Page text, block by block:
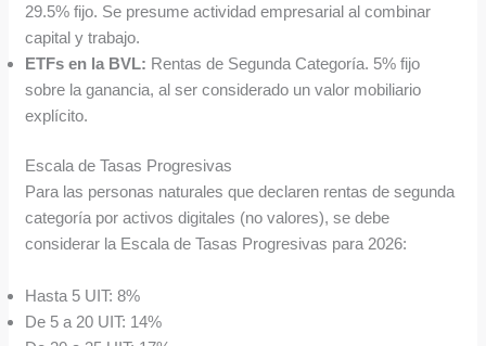
29.5% fijo. Se presume actividad empresarial al combinar
capital y trabajo.
ETFs en la BVL: Rentas de Segunda Categoría. 5% fijo
sobre la ganancia, al ser considerado un valor mobiliario
explícito.
Escala de Tasas Progresivas
Para las personas naturales que declaren rentas de segunda
categoría por activos digitales (no valores), se debe
considerar la Escala de Tasas Progresivas para 2026:
Hasta 5 UIT: 8%
De 5 a 20 UIT: 14%